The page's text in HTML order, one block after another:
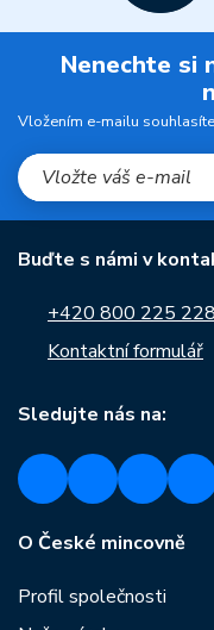
Nenechte si
Vložením e-mailu
Buďte s námi v
+420 800 225 228
Kontaktní formulář
Sledujte nás na:
O České mincovně
Profil společnosti